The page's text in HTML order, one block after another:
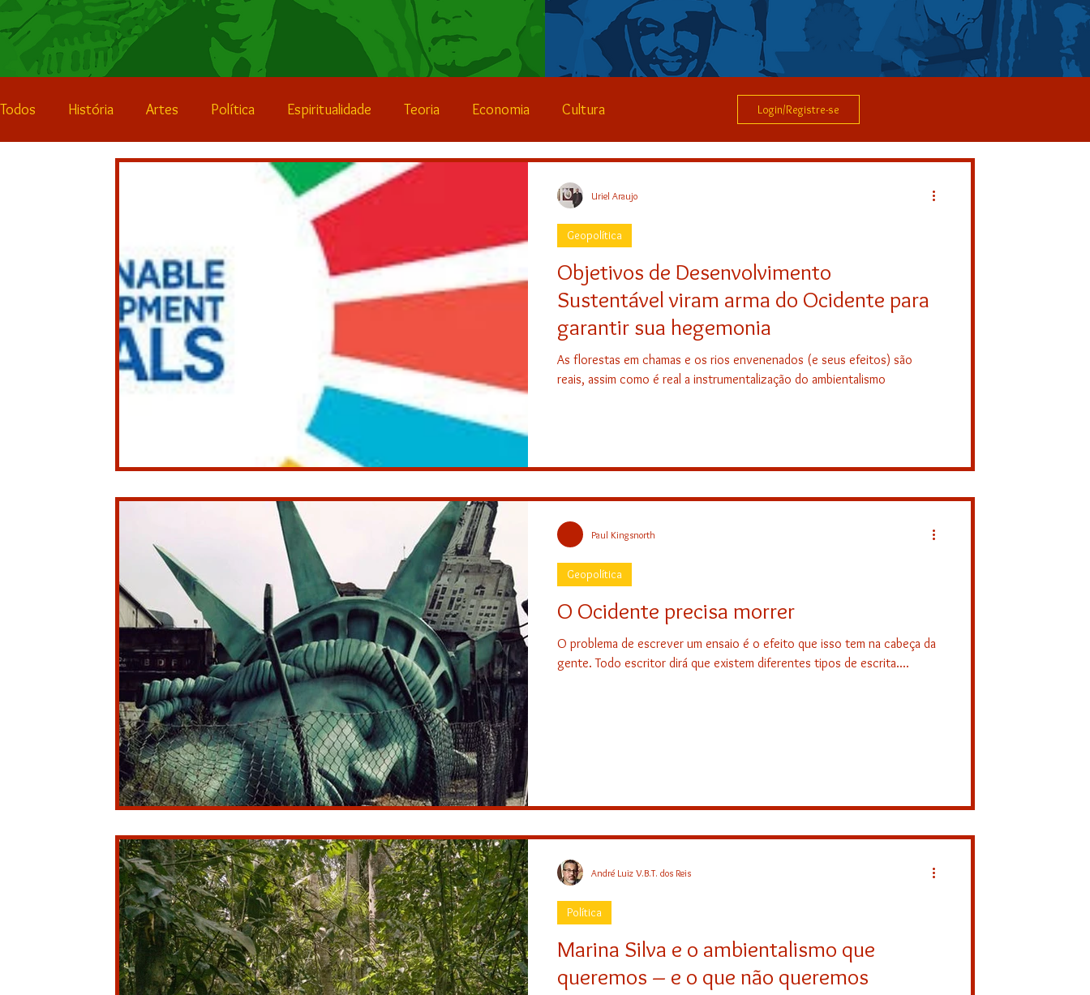
Todos História Artes Política Espiritualidade Teoria Economia Cultura
Notícias Educação
Login/Registre-se
Objetivos de Desenvolvimento
Sustentável viram arma do Ocidente para
garantir sua hegemonia
As florestas em chamas e os rios envenenados (e seus efeitos) são
reais, assim como é real a instrumentalização do ambientalismo
Geopolítica
Uriel Araujo
O Ocidente precisa morrer
O problema de escrever um ensaio é o efeito que isso tem na cabeça da
gente. Todo escritor dirá que existem diferentes tipos de escrita....
Geopolítica
Paul Kingsnorth
Marina Silva e o ambientalismo que
queremos – e o que não queremos
Política
André Luiz V.B.T. dos Reis